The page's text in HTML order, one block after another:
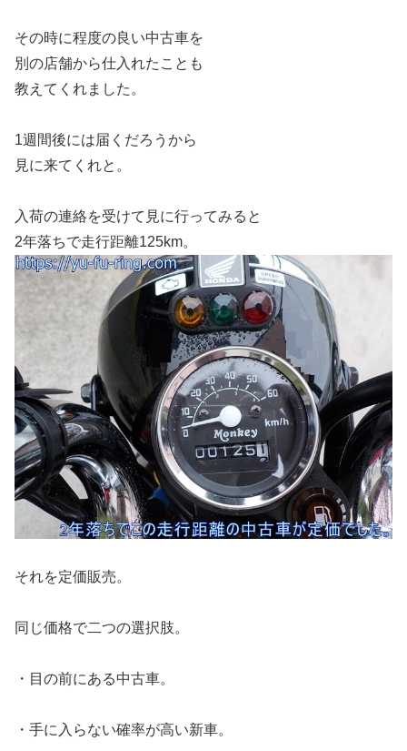
その時に程度の良い中古車を
別の店舗から仕入れたことも
教えてくれました。
1週間後には届くだろうから
見に来てくれと。
入荷の連絡を受けて見に行ってみると
2年落ちで走行距離125km。
それを定価販売。
同じ価格で二つの選択肢。
・目の前にある中古車。
・手に入らない確率が高い新車。